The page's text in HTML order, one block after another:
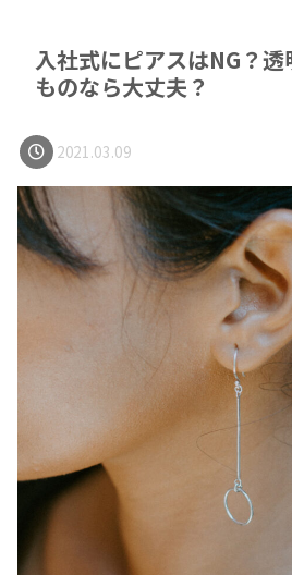
入社式にピアスはNG？
ものなら大丈夫？
2021.03.09